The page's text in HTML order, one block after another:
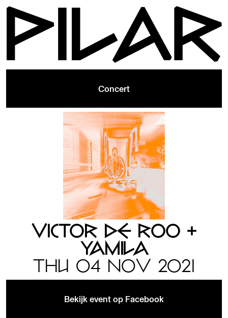
Concert
VICTOR DE ROO +
YAMILA
THU 04 NOV 2021
Bekijk event op Facebook